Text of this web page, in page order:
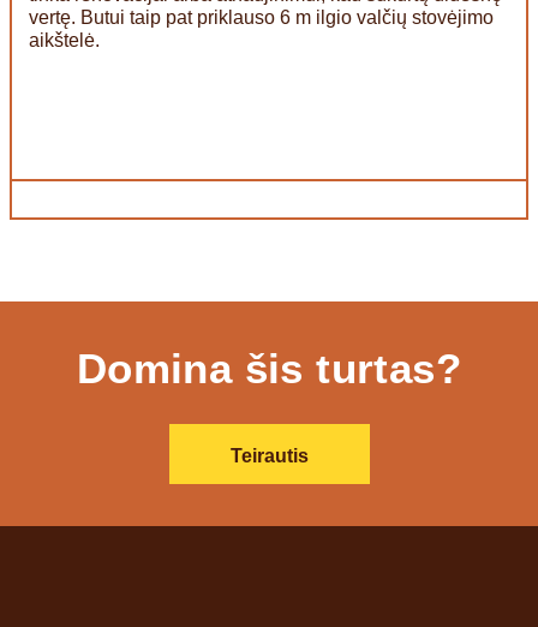
vertę. Butui taip pat priklauso 6 m ilgio valčių stovėjimo
aikštelė.
Domina šis turtas?
Teirautis